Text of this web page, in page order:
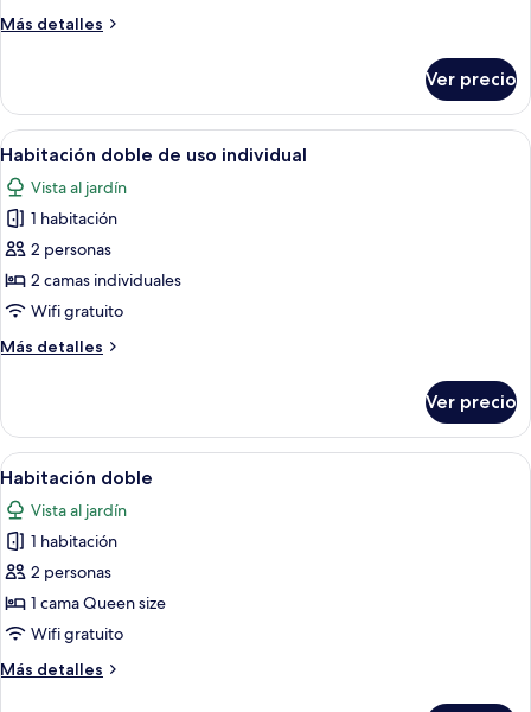
Más detalles
Más
doble
Ver precio
Abrir
todas
las
fotos
de
Habitación
doble
uso
Una habitación pequeña y
8
Habitación doble de uso individual
Vista al jardín
1 habitación
2 personas
2 camas individuales
Wifi gratuito
Más detalles
Más
doble
de
uso
individual
Ver precio
Abrir
todas
las
fotos
de
Habitación
doble
Un dormitorio con techo de
3
Habitación doble
Vista al jardín
1 habitación
2 personas
1 cama Queen size
Wifi gratuito
Más detalles
Más